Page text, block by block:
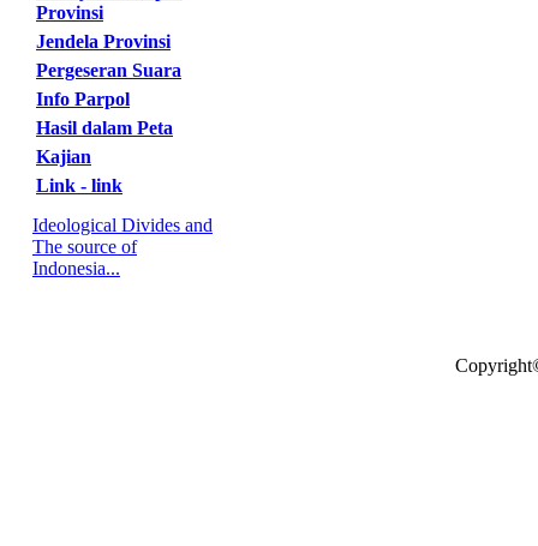
Provinsi
Jendela Provinsi
Pergeseran Suara
Info Parpol
Hasil dalam Peta
Kajian
Link - link
Ideological Divides and
The source of
Indonesia...